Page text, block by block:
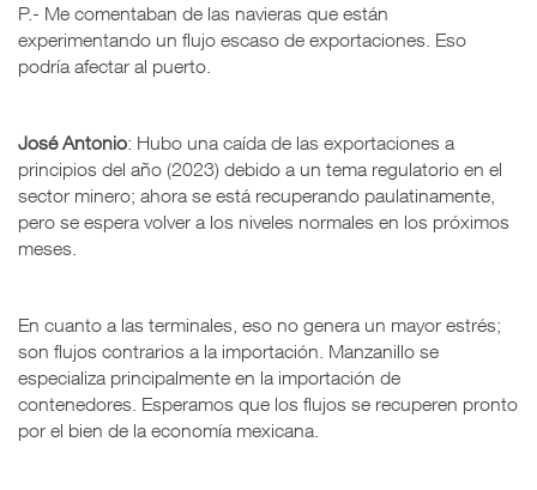
P.- Me comentaban de las navieras que están
experimentando un flujo escaso de exportaciones. Eso
podría afectar al puerto.
José Antonio: Hubo una caída de las exportaciones a
principios del año (2023) debido a un tema regulatorio en el
sector minero; ahora se está recuperando paulatinamente,
pero se espera volver a los niveles normales en los próximos
meses.
En cuanto a las terminales, eso no genera un mayor estrés;
son flujos contrarios a la importación. Manzanillo se
especializa principalmente en la importación de
contenedores. Esperamos que los flujos se recuperen pronto
por el bien de la economía mexicana.